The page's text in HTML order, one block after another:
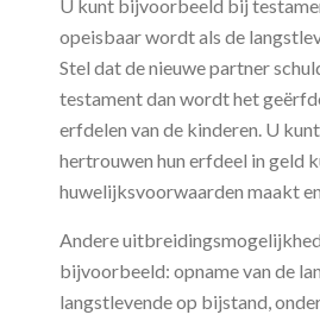
U kunt bijvoorbeeld bij
opeisbaar wordt als de
Stel dat de nieuwe partner
testament dan wordt het
erfdelen van de kinderen. U
hertrouwen hun erfdeel in geld
huwelijksvoorwaarden maakt
Andere
bijvoorbeeld: opname van de
langstlevende op bijstand,